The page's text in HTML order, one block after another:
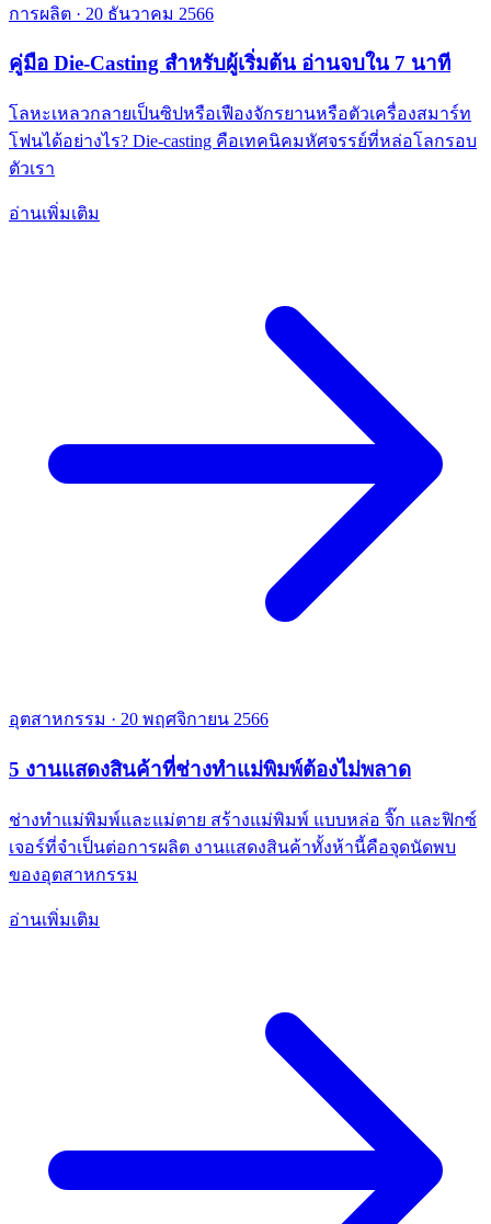
การผลิต · 20 ธันวาคม 2566
คู่มือ Die-Casting สำหรับผู้เริ่มต้น อ่านจบใน 7 นาที
โลหะเหลวกลายเป็นซิปหรือเฟืองจักรยานหรือตัวเครื่องสมาร์ท
โฟนได้อย่างไร? Die-casting คือเทคนิคมหัศจรรย์ที่หล่อโลกรอบ
ตัวเรา
อ่านเพิ่มเติม
อุตสาหกรรม · 20 พฤศจิกายน 2566
5 งานแสดงสินค้าที่ช่างทำแม่พิมพ์ต้องไม่พลาด
ช่างทำแม่พิมพ์และแม่ตาย สร้างแม่พิมพ์ แบบหล่อ จิ๊ก และฟิกซ์
เจอร์ที่จำเป็นต่อการผลิต งานแสดงสินค้าทั้งห้านี้คือจุดนัดพบ
ของอุตสาหกรรม
อ่านเพิ่มเติม